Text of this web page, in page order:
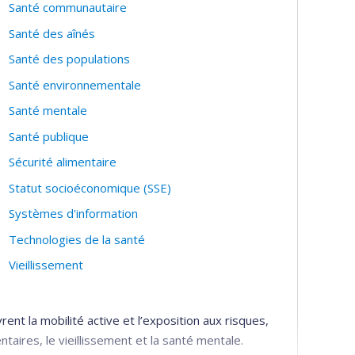
de vie et facteurs
au pronostic du cancer
dans le pronostic du cancer, afin
en charge leur santé et d’améliorer leur
des prédicteurs de niveaux de vitamine D
contribuent à mon intérêt pour le
les évaluations d’expositions dans les
Santé communautaire
Santé des aînés
Santé des populations
Santé environnementale
Santé mentale
Santé publique
Sécurité alimentaire
Statut socioéconomique (SSE)
Systèmes d'information
Technologies de la santé
Vieillissement
la mobilité active et l’exposition aux risques,
le vieillissement et la santé mentale.